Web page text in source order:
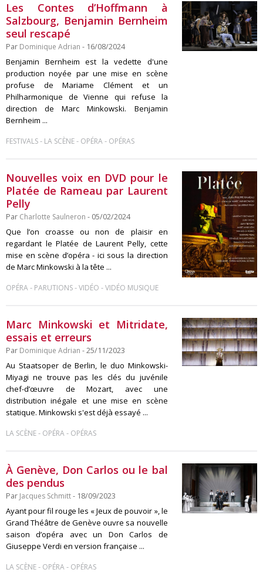
Les Contes d’Hoffmann à
Salzbourg, Benjamin Bernheim
seul rescapé
Par Dominique Adrian - 16/08/2024
Benjamin Bernheim est la vedette d'une
production noyée par une mise en scène
profuse de Mariame Clément et un
Philharmonique de Vienne qui refuse la
direction de Marc Minkowski. Benjamin
Bernheim ...
FESTIVALS- LA SCÈNE- OPÉRA- OPÉRAS
Nouvelles voix en DVD pour le
Platée de Rameau par Laurent
Pelly
Par Charlotte Saulneron - 05/02/2024
Que l’on croasse ou non de plaisir en
regardant le Platée de Laurent Pelly, cette
mise en scène d’opéra - ici sous la direction
de Marc Minkowski à la tête ...
OPÉRA- PARUTIONS-VIDÉO -VIDÉO MUSIQUE
Marc Minkowski et Mitridate,
essais et erreurs
Par Dominique Adrian - 25/11/2023
Au Staatsoper de Berlin, le duo Minkowski-
Miyagi ne trouve pas les clés du juvénile
chef-d’œuvre de Mozart, avec une
distribution inégale et une mise en scène
statique. Minkowski s'est déjà essayé ...
LA SCÈNE- OPÉRA- OPÉRAS
À Genève, Don Carlos ou le bal
des pendus
Par Jacques Schmitt- 18/09/2023
Ayant pour fil rouge les « Jeux de pouvoir », le
Grand Théâtre de Genève ouvre sa nouvelle
saison d’opéra avec un Don Carlos de
Giuseppe Verdi en version française ...
LA SCÈNE- OPÉRA- OPÉRAS